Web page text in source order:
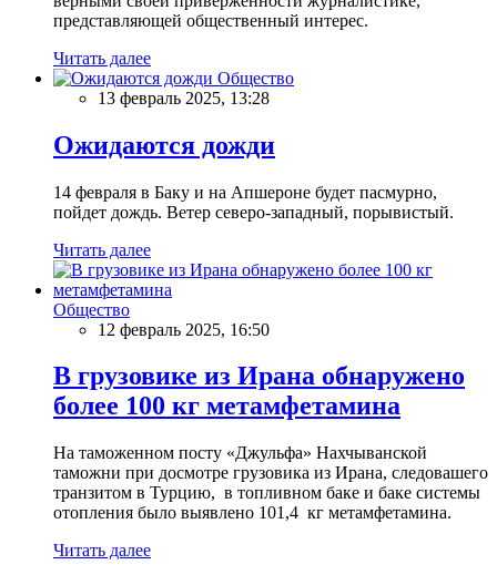
представляющей общественный интерес.
Читать далее
Общество
13 февраль 2025, 13:28
Ожидаются дожди
14 февраля в Баку и на Апшероне будет пасмурно,
пойдет дождь. Ветер северо-западный, порывистый.
Читать далее
Общество
12 февраль 2025, 16:50
В грузовике из Ирана обнаружено
более 100 кг метамфетамина
На таможенном посту «Джульфа» Нахчыванской
таможни при досмотре грузовика из Ирана, следовашего
транзитом в Турцию, в топливном баке и баке системы
отопления было выявлено 101,4 кг метамфетамина.
Читать далее